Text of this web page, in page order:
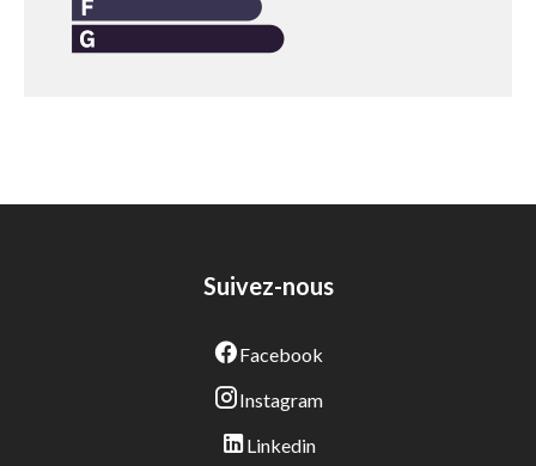
Suivez-nous
Facebook
Instagram
Linkedin